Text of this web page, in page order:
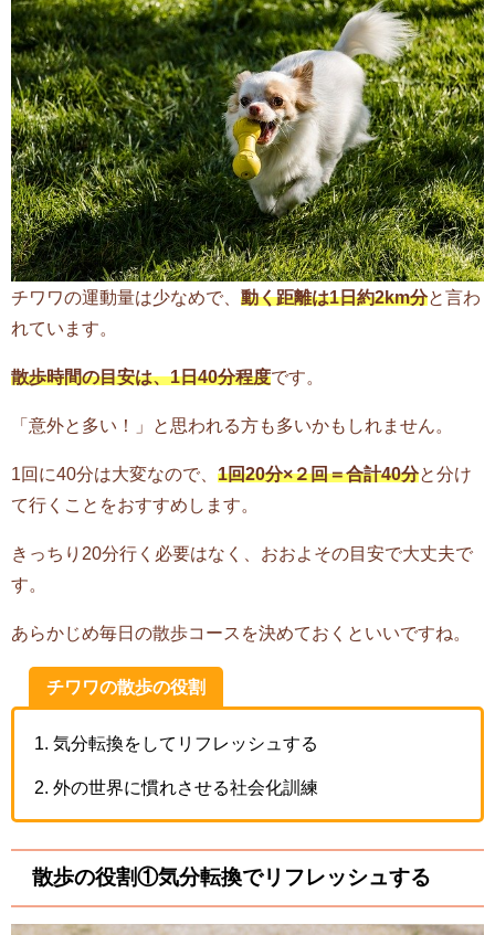
チワワの運動量は少なめで、 動く距離は1日約2km分と言わ
れています。
散歩時間の目安は、1日40分程度です。
「意外と多い！」と思われる方も多いかもしれません。
1回に40分は大変なので、 1回20分×２回＝合計40分と分け
て行くことをおすすめします。
きっちり20分行く必要はなく、おおよその目安で大丈夫で
す。
あらかじめ毎日の散歩コースを決めておくといいですね。
チワワの散歩の役割
気分転換をしてリフレッシュする
外の世界に慣れさせる社会化訓練
散歩の役割①気分転換でリフレッシュする